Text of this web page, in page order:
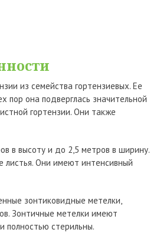
из семейства гортензиевых. Ее
пор она подверглась значительной
гортензии. Они также
в высоту и до 2,5 метров в ширину.
листья. Они имеют интенсивный
зонтиковидные метелки,
Зонтичные метелки имеют
полностью стерильны.